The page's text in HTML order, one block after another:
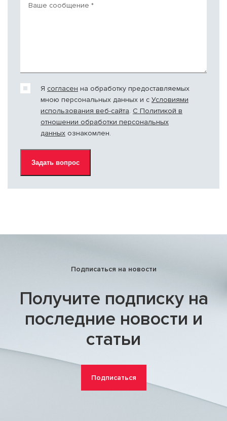
Ваше сообщение *
Я согласен на обработку предоставляемых
мною персональных данных и c Условиями
использования веб-сайта. С Политикой в
отношении обработки персональных
данных ознакомлен.
Подписаться на новости
Получите подписку на
последние новости и
статьи
Подписаться